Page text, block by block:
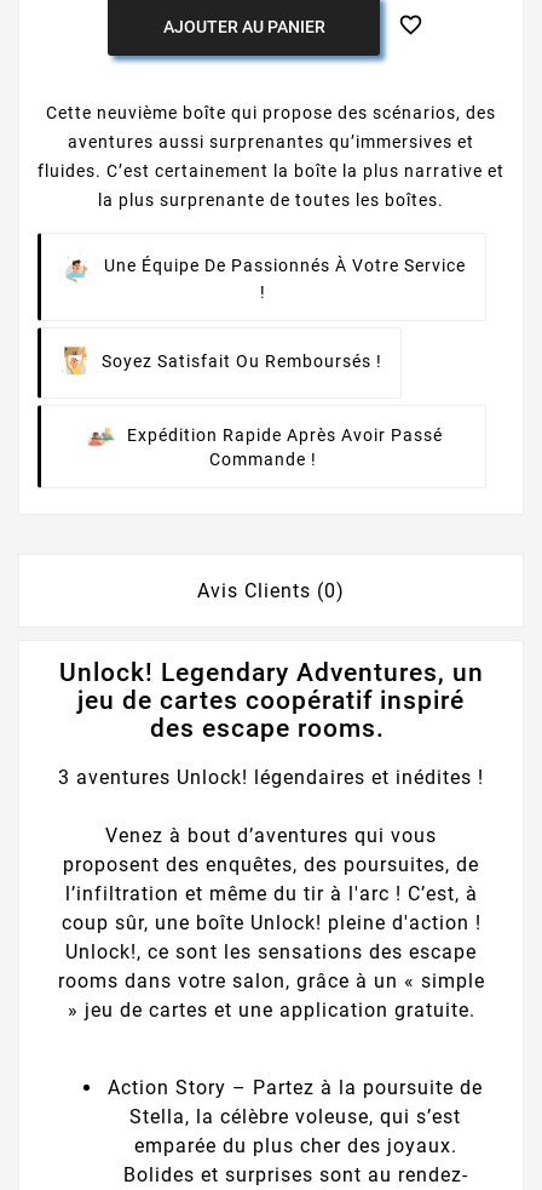
AJOUTER AU PANIER 
Cette neuvième boîte qui propose des scénarios, des
aventures aussi surprenantes qu’immersives et
fluides. C’est certainement la boîte la plus narrative et
la plus surprenante de toutes les boîtes.
Une Équipe De Passionnés À Votre Service
!
Soyez Satisfait Ou Remboursés !
Expédition Rapide Après Avoir Passé
Commande !
Avis Clients (0)
Unlock! Legendary Adventures, un
jeu de cartes coopératif inspiré
des escape rooms.
3 aventures Unlock! légendaires et inédites !
Venez à bout d’aventures qui vous
proposent des enquêtes, des poursuites, de
l’infiltration et même du tir à l'arc ! C’est, à
coup sûr, une boîte Unlock! pleine d'action !
Unlock!, ce sont les sensations des escape
rooms dans votre salon, grâce à un « simple
» jeu de cartes et une application gratuite.
Action Story – Partez à la poursuite de
Stella, la célèbre voleuse, qui s’est
emparée du plus cher des joyaux.
Bolides et surprises sont au rendez-